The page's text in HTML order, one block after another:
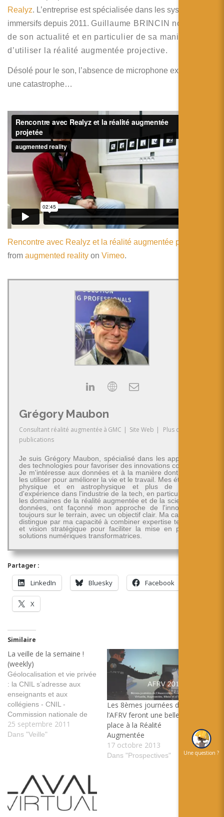
日本語
Realyz. L’entreprise est spécialisée dans les systèmes
immersifs depuis 2011. Guillaume BRINCIN nous parle
de son actualité et en particulier de sa manière
d’utiliser la réalité augmentée projective.
Désolé pour le son, l’absence de microphone externe est
une catastrophe…
Rencontre avec Realyz et la réalité augmentée projetée
from augmented reality on Vimeo.
Grégory Maubon
Consultant réalité augmentée à GMC | Site Web |
Plus de
publications
Je suis Grégory Maubon, spécialisé dans les applications
des technologies pour favoriser des innovations concrètes.
Je m'intéresse aux données et à la manière dont on peut
les utiliser pour améliorer la vie et le travail. Mes études en
physique et en astrophysique et plus de 30 ans
d'expérience dans l'industrie de la tech, en particulier dans
les domaines de la réalité augmentée et de la science des
données, ont façonné mon approche de l'innovation -
toujours sur le terrain, avec un objectif clair. Ma carrière se
distingue par ma capacité à combiner expertise technique
et vision stratégique pour faciliter la mise en place de
solutions numériques transformatrices.
Partager :
LinkedIn Bluesky Facebook
X
Similaire
La veille de la semaine !
(weekly)
Géolocalisation et vie privée
: la CNIL s’adresse aux
enseignants et aux
collégiens - CNIL -
Commission nationale de
l'informatique et des libertés
Guide de la Géolocalisation
La Visite du château-fort de
Cherbourg en réalité
augmentée |…
25 septembre 2011
Dans "Veille"
Les 8èmes journées de
l’AFRV feront une belle
place à la Réalité
Augmentée
17 octobre 2013
Dans "Prospectives" Une question ?